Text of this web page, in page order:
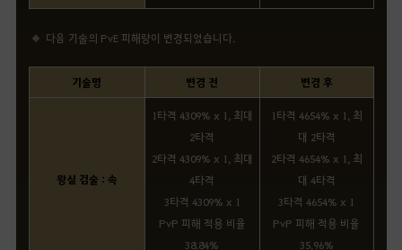
다음 기술의 PvE 피해량이 변경되었습니다.
기술명 변경 전 변경 후
왕실 검술 : 속
1타격 4309% x 1, 최대
2타격
2타격 4309% x 1, 최대
4타격
3타격 4309% x 1
PvP 피해 적용 비율
38.84%
1타격 4654% x 1, 최
대 2타격
2타격 4654% x 1, 최
대 4타격
3타격 4654% x 1
PvP 피해 적용 비율
35.96%